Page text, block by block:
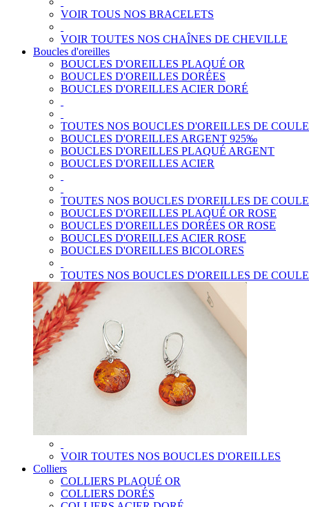
VOIR TOUS NOS BRACELETS
VOIR TOUTES NOS CHAÎNES DE CHEVILLE
Boucles d'oreilles
BOUCLES D'OREILLES PLAQUÉ OR
BOUCLES D'OREILLES DORÉES
BOUCLES D'OREILLES ACIER DORÉ
TOUTES NOS BOUCLES D'OREILLES DE
BOUCLES D'OREILLES ARGENT 925‰
BOUCLES D'OREILLES PLAQUÉ ARGENT
BOUCLES D'OREILLES ACIER
TOUTES NOS BOUCLES D'OREILLES DE
BOUCLES D'OREILLES PLAQUÉ OR ROSE
BOUCLES D'OREILLES DORÉES OR ROSE
BOUCLES D'OREILLES ACIER ROSE
BOUCLES D'OREILLES BICOLORES
TOUTES NOS BOUCLES D'OREILLES DE
VOIR TOUTES NOS BOUCLES D'OREILLES
Colliers
COLLIERS PLAQUÉ OR
COLLIERS DORÉS